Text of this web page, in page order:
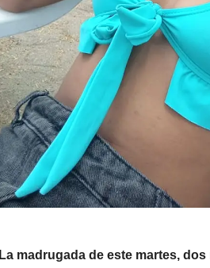
La madrugada de este martes, dos